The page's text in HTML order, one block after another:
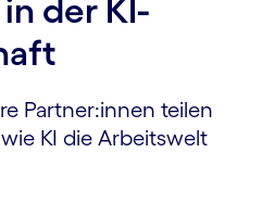
der KI-
Partner:innen teilen
KI die Arbeitswelt